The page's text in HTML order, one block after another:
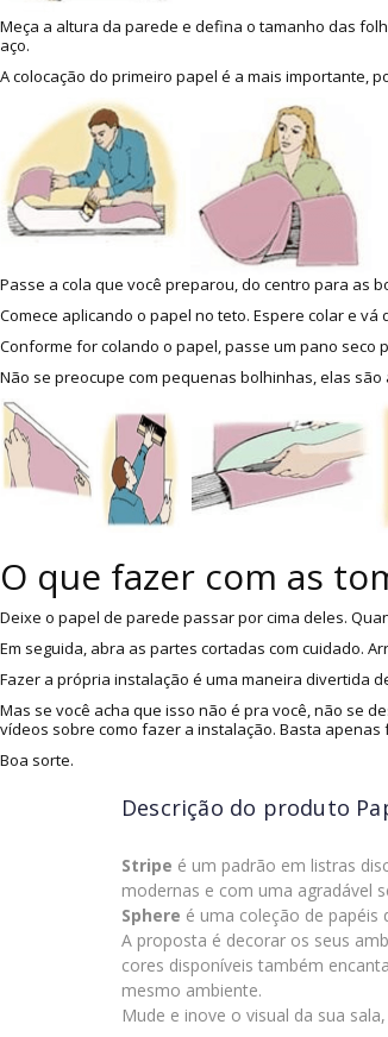
Meça a altura da parede e defina o tamanho das
aço.
A colocação do primeiro papel é a mais importante,
Passe a cola que você preparou, do centro para as
Comece aplicando o papel no teto. Espere colar e
Conforme for colando o papel, passe um pano seco
Não se preocupe com pequenas bolhinhas, elas
O que fazer com as
Deixe o papel de parede passar por cima deles.
Em seguida, abra as partes cortadas com cuidado.
Fazer a própria instalação é uma maneira divertida
Mas se você acha que isso não é pra você, não se
vídeos sobre como fazer a instalação. Basta
Boa sorte.
Descrição do produto
Stripe é um padrão em listras
modernas e com uma agradável
Sphere é uma coleção de
A proposta é decorar os seus
cores disponíveis também
mesmo ambiente.
Mude e inove o visual da sua